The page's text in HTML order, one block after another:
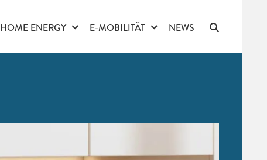
HOME ENERGY E-MOBILITÄT NEWS